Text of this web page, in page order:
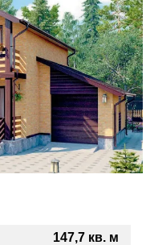
147,7 кв. м